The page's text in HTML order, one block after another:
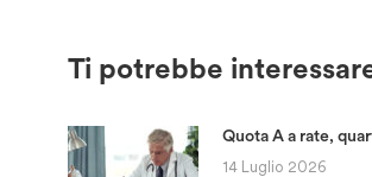
Ti potrebbe
Quota A a rate,
14 Luglio 2026